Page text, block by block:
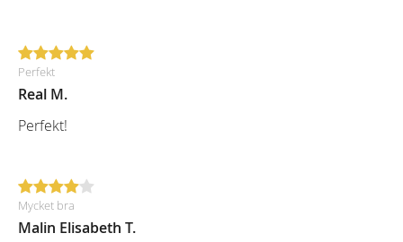
Perfekt
Real M.
Perfekt!
Mycket bra
Malin Elisabeth T.